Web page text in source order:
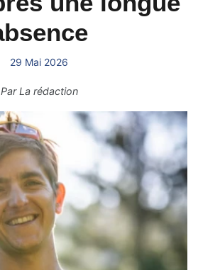
29 Mai 2026
ParLa rédaction